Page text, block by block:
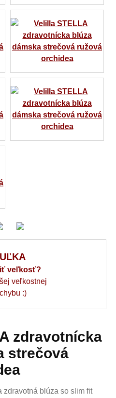
zdravotnícka
strečová
zdravotná blúza so slim fit
veľkosť?
veľkostnej
:)